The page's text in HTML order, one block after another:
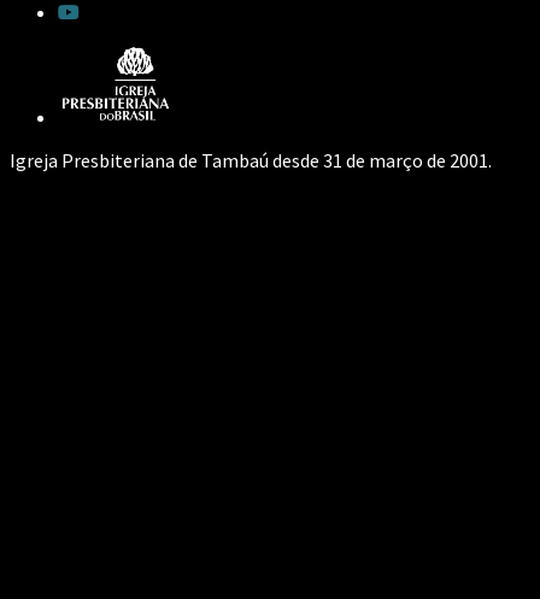
Igreja Presbiteriana de Tambaú desde 31 de março de 2001.